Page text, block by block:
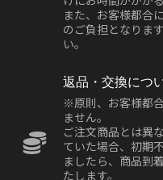
また、お客様都合
のご負担となりま
い。
返品・交換につ
※原則、お客様都
ません。
ご注文商品とは異
ていた場合、初期
ましたら、商品到
たします。